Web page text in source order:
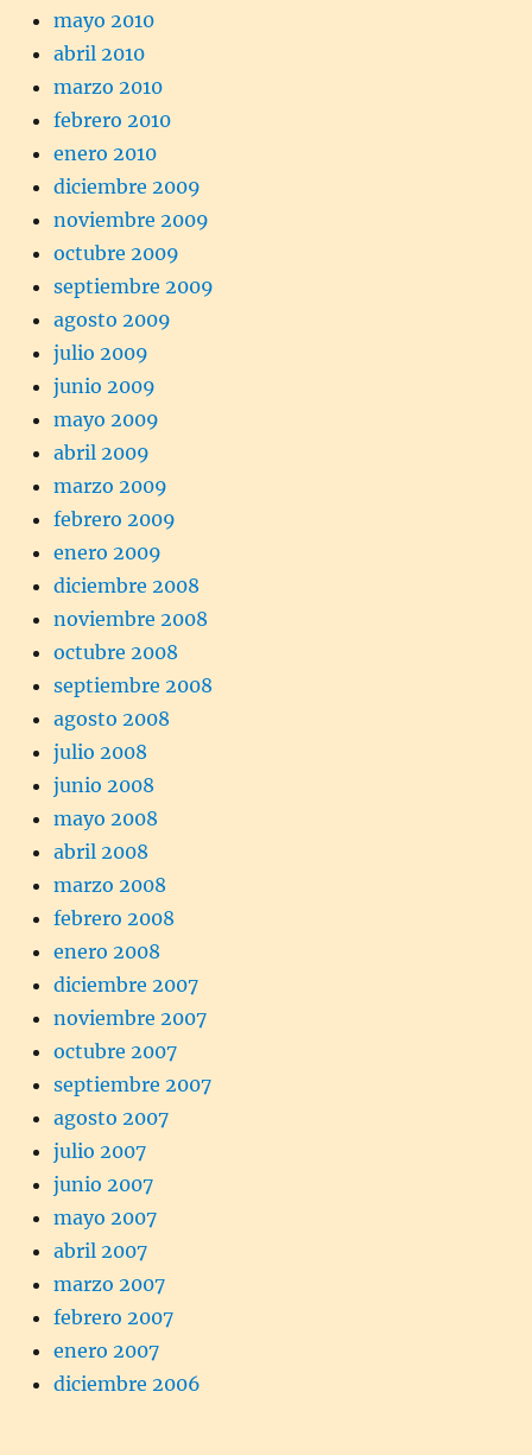
mayo 2010
abril 2010
marzo 2010
febrero 2010
enero 2010
diciembre 2009
noviembre 2009
octubre 2009
septiembre 2009
agosto 2009
julio 2009
junio 2009
mayo 2009
abril 2009
marzo 2009
febrero 2009
enero 2009
diciembre 2008
noviembre 2008
octubre 2008
septiembre 2008
agosto 2008
julio 2008
junio 2008
mayo 2008
abril 2008
marzo 2008
febrero 2008
enero 2008
diciembre 2007
noviembre 2007
octubre 2007
septiembre 2007
agosto 2007
julio 2007
junio 2007
mayo 2007
abril 2007
marzo 2007
febrero 2007
enero 2007
diciembre 2006